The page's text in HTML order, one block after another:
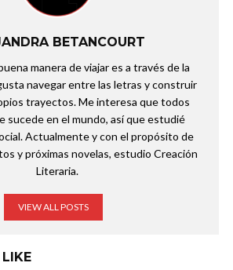
BETANCOURT
manera de viajar es a través de la
navegar entre las letras y construir
trayectos. Me interesa que todos
sucede en el mundo, así que estudié
Actualmente y con el propósito de
y próximas novelas, estudio Creación
Literaria.
VIEW ALL POSTS